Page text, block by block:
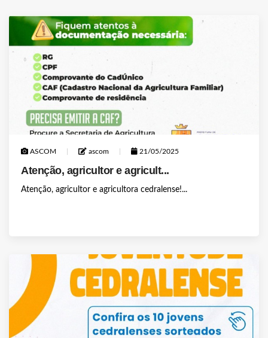
ASCOM ascom 21/05/2025
Atenção, agricultor e agricult...
Atenção, agricultor e agricultora cedralense!...